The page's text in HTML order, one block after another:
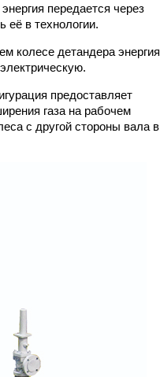
передается через
её в технологии.
колесе детандера энергия
предоставляет
газа на рабочем
с другой стороны вала в